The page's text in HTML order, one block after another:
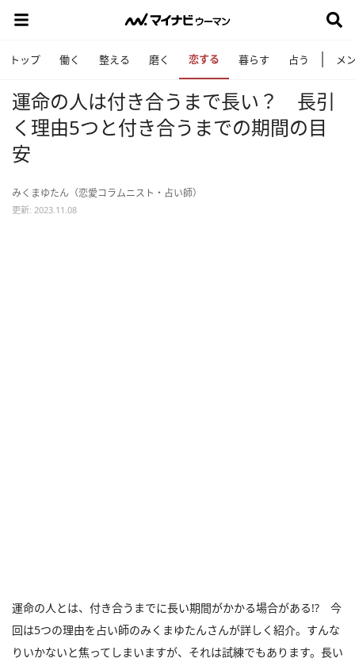
トップ 働く 整える 磨く 恋する 暮らす 占う メ
運命の人は付き合うまで長い？ 長引
く理由5つと付き合うまでの期間の目
安
みくまゆたん（恋愛コラムニスト・占い師）
更新: 2023.11.08
運命の人とは、付き合うまでに長い期間がかかる場合がある!? 今
回は5つの理由を占い師のみくまゆたんさんが詳しく紹介。すんな
りいかないと焦ってしまいますが、それは試練でもあります。長い